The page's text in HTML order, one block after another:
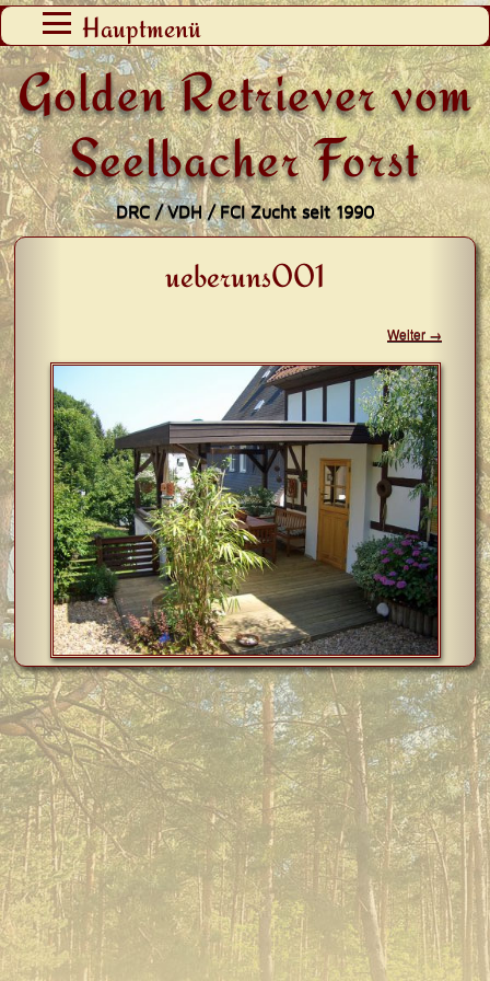
Golden Retriever vom
Seelbacher Forst
DRC / VDH / FCI Zucht seit 1990
Hauptmenü
Zum
Inhalt
springen
ueberuns001
Weiter →